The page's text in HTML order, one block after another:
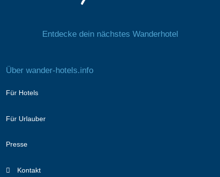
Entdecke dein nächstes Wanderhotel
Über wander-hotels.info
Für Hotels
Für Urlauber
Presse
Kontakt